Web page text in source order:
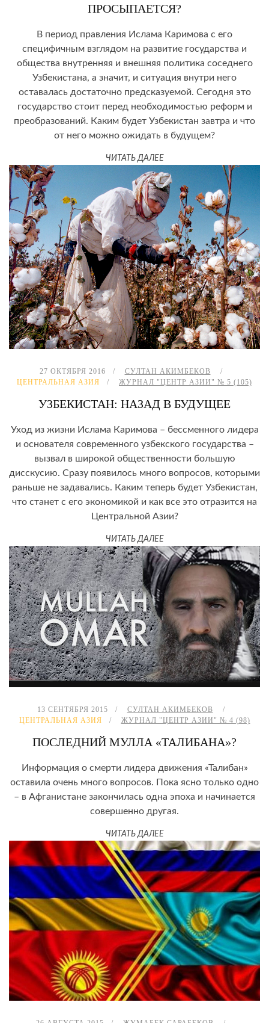
ПРОСЫПАЕТСЯ?
В период правления Ислама Каримова с его
специфичным взглядом на развитие государства и
общества внутренняя и внешняя политика соседнего
Узбекистана, а значит, и ситуация внутри него
оставалась достаточно предсказуемой. Сегодня это
государство стоит перед необходимостью реформ и
преобразований. Каким будет Узбекистан завтра и что
от него можно ожидать в будущем?
ЧИТАТЬ ДАЛЕЕ
27 ОКТЯБРЯ 2016
СУЛТАН АКИМБЕКОВ
ЦЕНТРАЛЬНАЯ АЗИЯ
ЖУРНАЛ "ЦЕНТР АЗИИ" № 5 (105)
УЗБЕКИСТАН: НАЗАД В БУДУЩЕЕ
Уход из жизни Ислама Каримова – бессменного лидера
и основателя современного узбекского государства –
вызвал в широкой общественности большую
дисскусию. Сразу появилось много вопросов, которыми
раньше не задавались. Каким теперь будет Узбекистан,
что станет с его экономикой и как все это отразится на
Центральной Азии?
ЧИТАТЬ ДАЛЕЕ
13 СЕНТЯБРЯ 2015
СУЛТАН АКИМБЕКОВ
ЦЕНТРАЛЬНАЯ АЗИЯ
ЖУРНАЛ "ЦЕНТР АЗИИ" № 4 (98)
ПОСЛЕДНИЙ МУЛЛА «ТАЛИБАНА»?
Информация о смерти лидера движения «Талибан»
оставила очень много вопросов. Пока ясно только одно
– в Афганистане закончилась одна эпоха и начинается
совершенно другая.
ЧИТАТЬ ДАЛЕЕ